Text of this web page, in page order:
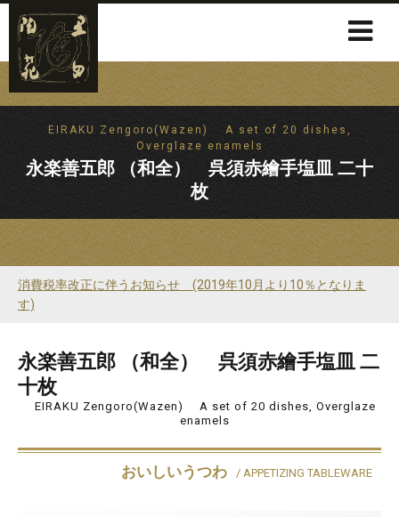
EIRAKU Zengoro(Wazen) A set of 20 dishes,
Overglaze enamels
永楽善五郎 （和全） 呉須赤繪手塩皿 二十
枚
消費税率改正に伴うお知らせ (2019年10月より10％となりま
す)
永楽善五郎 （和全） 呉須赤繪手塩皿 二
十枚
EIRAKU Zengoro(Wazen) A set of 20 dishes, Overglaze
enamels
おいしいうつわ / APPETIZING TABLEWARE